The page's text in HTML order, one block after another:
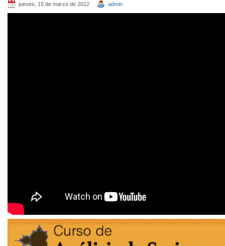
jueves, 15 de marzo de 2012 admin